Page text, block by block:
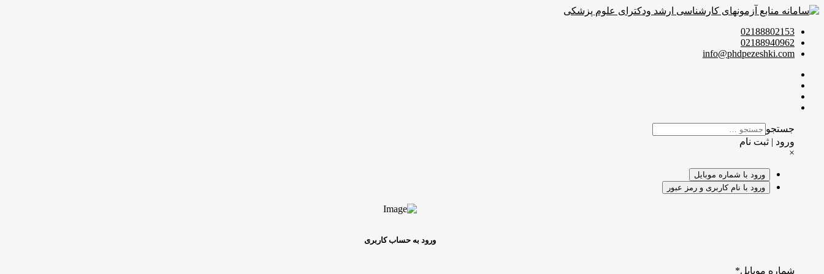
02188802153
02188940962
info@phdpezeshki.com
جستجو
ورود | ثبت نام
×
ورود با شماره موبایل
ورود با نام کاربری و رمز عبور
ورود به حساب کاربری
شماره موبایل*